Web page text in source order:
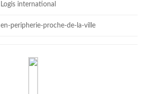
Logis international
en-peripherie-proche-de-la-ville